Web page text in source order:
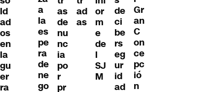
ld
ad
os
en
la
gu
er
ra
a
la
es
pe
ra
de
ne
go
as
de
nu
nc
ia
po
r
pr
ad
as
or
m
e
de
l
SJ
M
de
ci
be
rs
eg
ur
id
ad
Gr
an
C
on
ce
pc
ió
n